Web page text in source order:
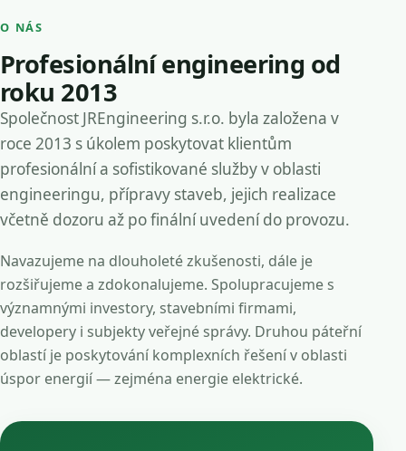
O NÁS
Profesionální engineering od
roku 2013
Společnost JREngineering s.r.o. byla založena v
roce 2013 s úkolem poskytovat klientům
profesionální a sofistikované služby v oblasti
engineeringu, přípravy staveb, jejich realizace
včetně dozoru až po finální uvedení do provozu.
Navazujeme na dlouholeté zkušenosti, dále je
rozšiřujeme a zdokonalujeme. Spolupracujeme s
významnými investory, stavebními firmami,
developery i subjekty veřejné správy. Druhou páteřní
oblastí je poskytování komplexních řešení v oblasti
úspor energií — zejména energie elektrické.